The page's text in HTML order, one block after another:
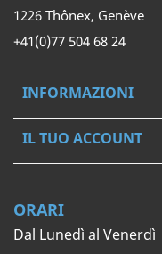
1226 Thônex, Genève
+41(0)77 504 68 24
INFORMAZIONI
IL TUO ACCOUNT
ORARI
Dal Lunedì al Venerdì